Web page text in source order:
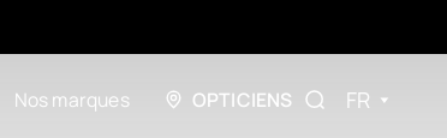
Nos marques OPTICIENS FR